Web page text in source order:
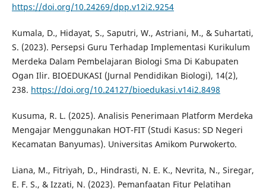
https://doi.org/10.24269/dpp.v12i2.9254
Kumala, D., Hidayat, S., Saputri, W., Astriani, M., & Suhartati,
S. (2023). Persepsi Guru Terhadap Implementasi Kurikulum
Merdeka Dalam Pembelajaran Biologi Sma Di Kabupaten
Ogan Ilir. BIOEDUKASI (Jurnal Pendidikan Biologi), 14(2),
238. https://doi.org/10.24127/bioedukasi.v14i2.8498
Kusuma, R. L. (2025). Analisis Penerimaan Platform Merdeka
Mengajar Menggunakan HOT-FIT (Studi Kasus: SD Negeri
Kecamatan Banyumas). Universitas Amikom Purwokerto.
Liana, M., Fitriyah, D., Hindrasti, N. E. K., Nevrita, N., Siregar,
E. F. S., & Izzati, N. (2023). Pemanfaatan Fitur Pelatihan